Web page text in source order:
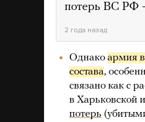
потерь ВС РФ
2 года назад
Однако армия
состава,
связано как с
в Харьковской
потерь